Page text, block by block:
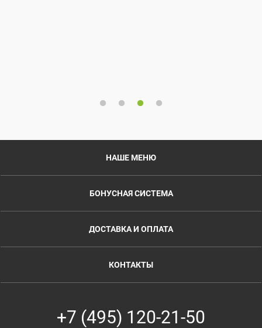
НАШЕ МЕНЮ
БОНУСНАЯ СИСТЕМА
ДОСТАВКА И ОПЛАТА
КОНТАКТЫ
+7 (495) 120-21-50